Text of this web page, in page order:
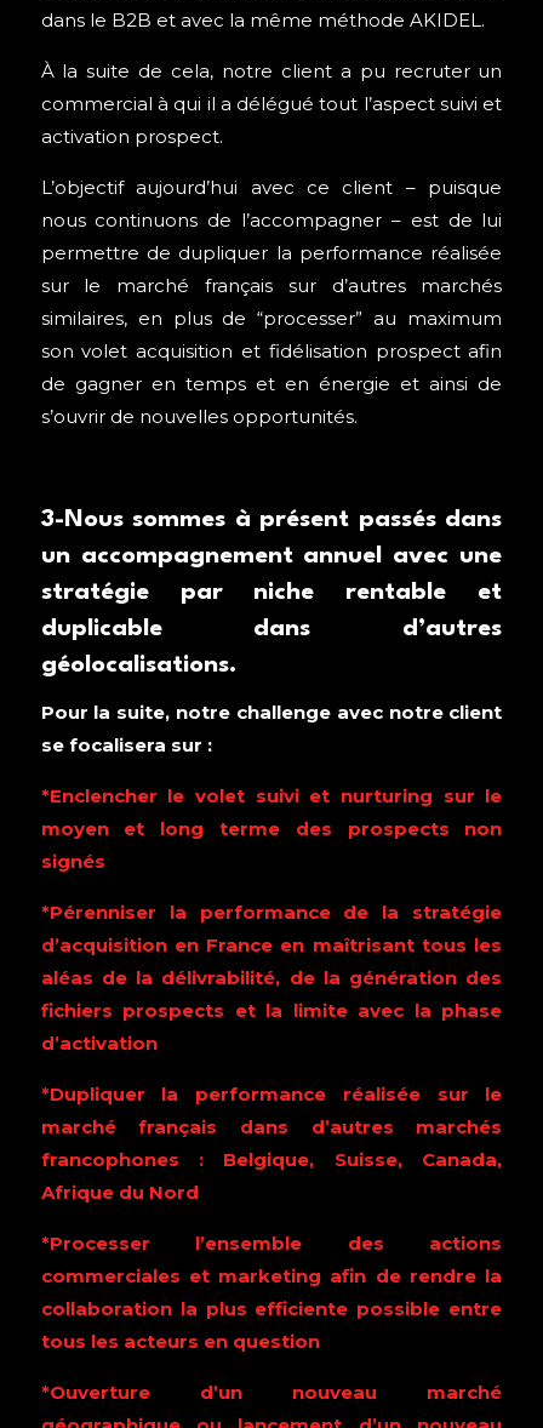
dans le B2B et avec la même méthode AKIDEL.
À la suite de cela, notre client a pu recruter un
commercial à qui il a délégué tout l’aspect suivi et
activation prospect.
L’objectif aujourd’hui avec ce client – puisque
nous continuons de l’accompagner – est de lui
permettre de dupliquer la performance réalisée
sur le marché français sur d’autres marchés
similaires, en plus de “processer” au maximum
son volet acquisition et fidélisation prospect afin
de gagner en temps et en énergie et ainsi de
s’ouvrir de nouvelles opportunités.
3-Nous sommes à présent passés dans
un accompagnement annuel avec une
stratégie par niche rentable et
duplicable dans d’autres
géolocalisations.
Pour la suite, notre challenge avec notre client
se focalisera sur :
*Enclencher le volet suivi et nurturing sur le
moyen et long terme des prospects non
signés
*Pérenniser la performance de la stratégie
d’acquisition en France en maîtrisant tous les
aléas de la délivrabilité, de la génération des
fichiers prospects et la limite avec la phase
d’activation
*Dupliquer la performance réalisée sur le
marché français dans d’autres marchés
francophones : Belgique, Suisse, Canada,
Afrique du Nord
*Processer l’ensemble des actions
commerciales et marketing afin de rendre la
collaboration la plus efficiente possible entre
tous les acteurs en question
*Ouverture d’un nouveau marché